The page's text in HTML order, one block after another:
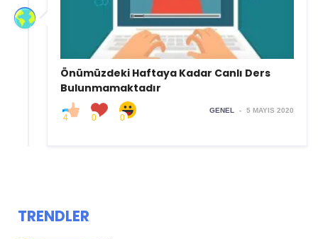
Önümüzdeki Haftaya Kadar Canlı Ders
Bulunmamaktadır
4 0 0
GENEL - 5 MAYIS 2020
TRENDLER